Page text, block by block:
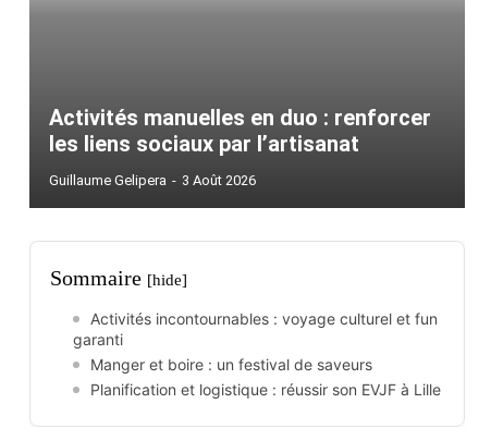
Activités manuelles en duo : renforcer
les liens sociaux par l’artisanat
Guillaume Gelipera - 3 Août 2026
Sommaire [hide]
Activités incontournables : voyage culturel et fun
garanti
Manger et boire : un festival de saveurs
Planification et logistique : réussir son EVJF à Lille